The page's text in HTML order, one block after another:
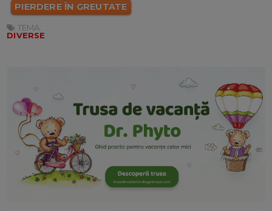
PIERDERE ÎN GREUTATE
TEMA:
DIVERSE